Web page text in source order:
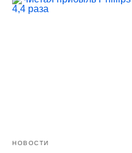
НОВОСТИ